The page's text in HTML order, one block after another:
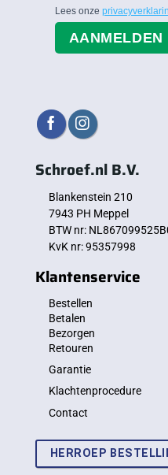
Lees onze
AANMELDEN
Schroef.nl B.V.
Blankenstein 210
7943 PH Meppel
BTW nr:
KvK nr: 95357998
Klantenservice
Bestellen
Betalen
Bezorgen
Retouren
Garantie
Klachtenprocedure
Contact
HERROEP